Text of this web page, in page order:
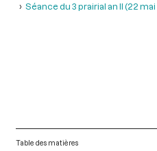
Séance du 3 prairial an II (22 mai
Table des matières